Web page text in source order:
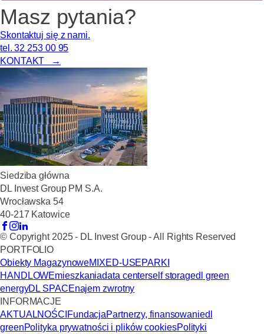
Masz pytania?
Skontaktuj się z nami.
tel. 32 253 00 95
KONTAKT →
Siedziba główna
DL Invest Group PM S.A.
Wrocławska 54
40-217 Katowice
© Copyright 2025 - DL Invest Group - All Rights Reserved
PORTFOLIO
Obiekty MagazynoweMIXED-USEPARKI
HANDLOWEmieszkaniadata centerself storagedl green
energyDL SPACEnajem zwrotny
INFORMACJE
AKTUALNOŚCI FundacjaPartnerzy, finansowaniedl
greenPolityka prywatności i plików cookiesPolityki